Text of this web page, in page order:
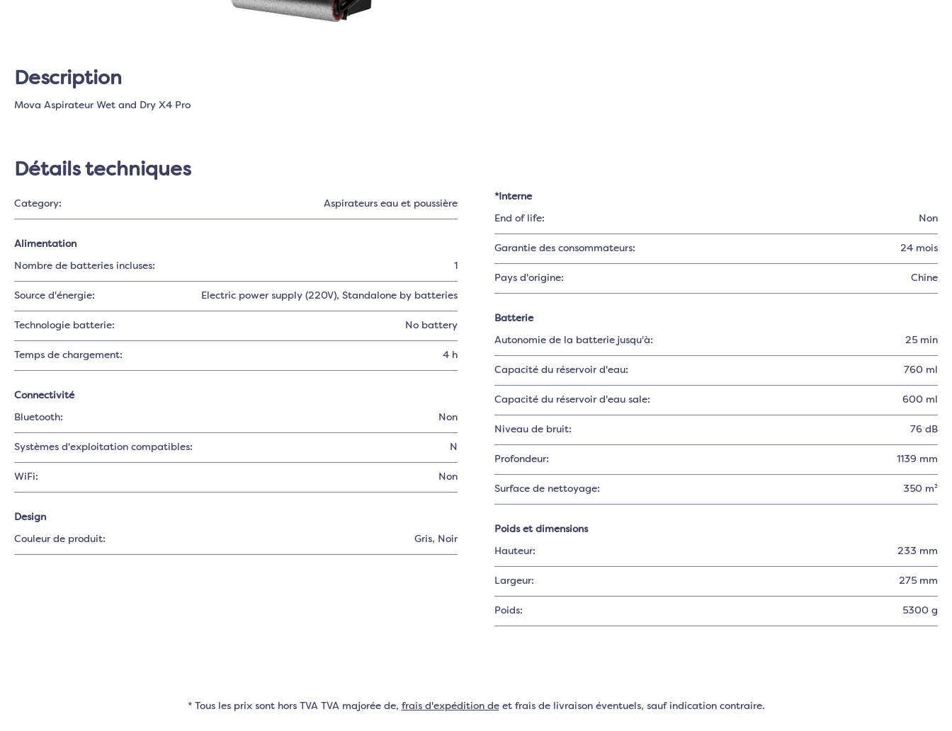
Description
Mova Aspirateur Wet and Dry X4 Pro
Détails techniques
Category: Aspirateurs eau et poussière
*Interne
End of life: Non
Garantie des consommateurs: 24 mois
Pays d'origine: Chine
Alimentation
Nombre de batteries incluses: 1
Source d'énergie: Electric power supply (220V), Standalone by batteries
Technologie batterie: No battery
Temps de chargement: 4 h
Batterie
Autonomie de la batterie jusqu'à: 25 min
Capacité du réservoir d'eau: 760 ml
Capacité du réservoir d'eau sale: 600 ml
Niveau de bruit: 76 dB
Profondeur: 1139 mm
Surface de nettoyage: 350 m²
Connectivité
Bluetooth: Non
Systèmes d'exploitation compatibles: N
WiFi: Non
Design
Couleur de produit: Gris, Noir
Poids et dimensions
Hauteur: 233 mm
Largeur: 275 mm
Poids: 5300 g
* Tous les prix sont hors TVA TVA majorée de, frais d'expédition deet frais de livraison éventuels, sauf indication contraire.